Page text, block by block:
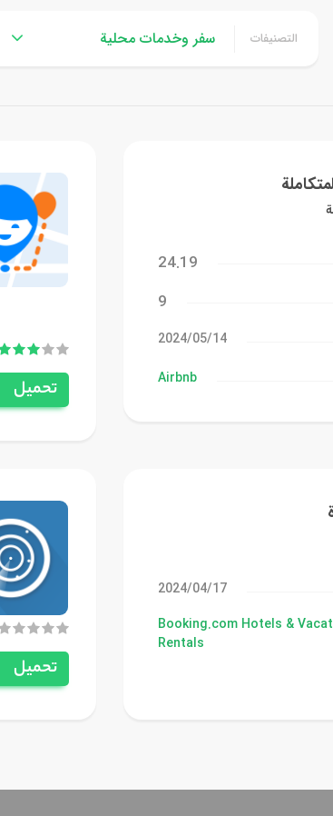
التصنيفات سفر وخدمات محلية
24.19
9
14‏/05‏/2024
Airbnb تحميل
17‏/04‏/2024
Booking.com Hotels &
Rentals
تحميل